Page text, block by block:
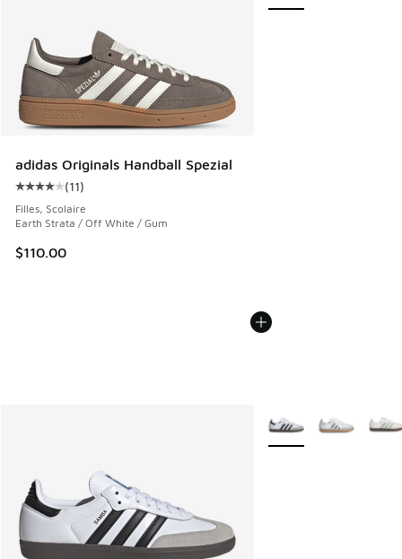
adidas Originals Handball Spezial
Cote moyenne du client - [4 sur 5 étoiles], 11
(11)
Filles, Scolaire
Earth Strata / Off White / Gum
$110.00
Plus de couleurs